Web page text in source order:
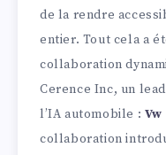
de la rendre
entier. Tout cela a
collaboration
Cerence Inc, un
l’IA automobile :
collaboration